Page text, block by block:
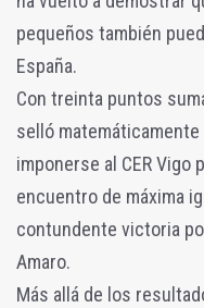
pequeños también
España.
Con treinta puntos
selló
imponerse al CER Vigo
encuentro de máxima
contundente victoria
Amaro.
Más allá de los